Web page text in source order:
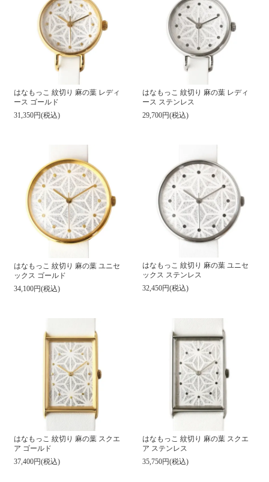
はなもっこ 紋切り 麻の葉 レディ
ース ゴールド
31,350円(税込)
はなもっこ 紋切り 麻の葉 レディ
ース ステンレス
29,700円(税込)
はなもっこ 紋切り 麻の葉 ユニセ
ックス ゴールド
34,100円(税込)
はなもっこ 紋切り 麻の葉 ユニセ
ックス ステンレス
32,450円(税込)
はなもっこ 紋切り 麻の葉 スクエ
ア ゴールド
37,400円(税込)
はなもっこ 紋切り 麻の葉 スクエ
ア ステンレス
35,750円(税込)